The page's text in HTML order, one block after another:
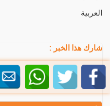
العربية
شارك هذا الخبر :